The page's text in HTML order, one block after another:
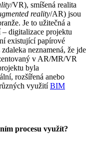
/VR), smíšená realita
reality/AR) jsou
Je to užitečná a
– digitalizace projektu
existující papírové
neznamená, že jde
v AR/MR/VR
byla
rozšířená anebo
využitíBIM
procesu využít?